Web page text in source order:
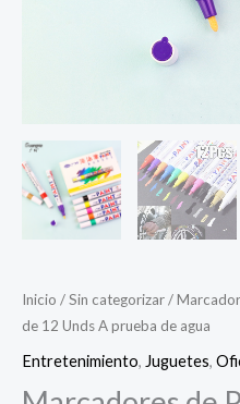
Inicio /Sin categorizar/
de 12 Unds A prueba de agua
Entretenimiento, Juguetes,